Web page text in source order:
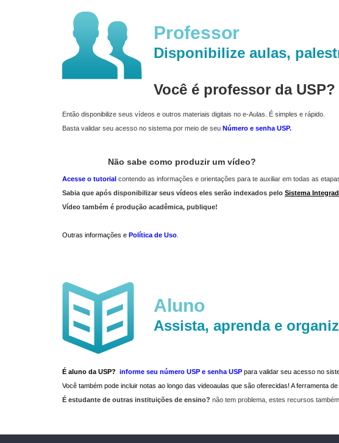
Professor
Disponibilize aulas,
Você é professor da USP?
Então disponibilize seus vídeos e outros materiais digitais no e-Aulas. É simples e rápido.
Basta validar seu acesso no sistema por meio de seu Número e senha USP.
Não sabe como produzir um vídeo?
Acesse o tutorial contendo as informações e orientações para te auxiliar em todas as
Sabia que após disponibilizar seus vídeos eles serão indexados pelo Sistema
Vídeo também é produção acadêmica, publique!
Outras informações e Política de Uso
Aluno
Assista, aprenda e
É aluno da USP? informe seu número USP e senha USP para validar seu acesso no
Você também pode incluir notas ao longo das videoaulas que são oferecidas! A ferramenta
É estudante de outras instituições de ensino? não tem problema, estes recursos